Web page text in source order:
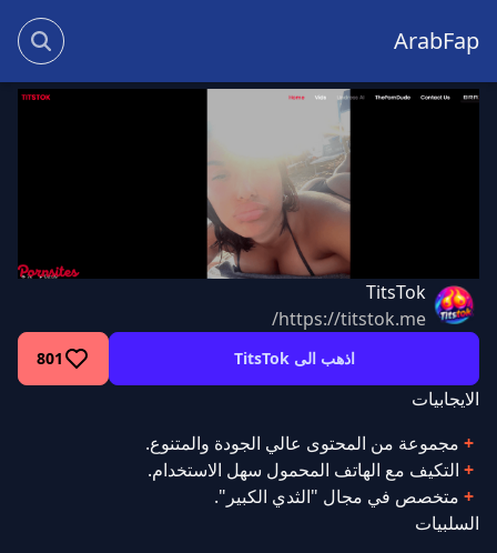
ArabFap
TitsTok
https://titstok.me/
اذهب الى TitsTok 801
الايجابيات
مجموعة من المحتوى عالي الجودة والمتنوع.
التكيف مع الهاتف المحمول سهل الاستخدام.
متخصص في مجال "الثدي الكبير".
السلبيات